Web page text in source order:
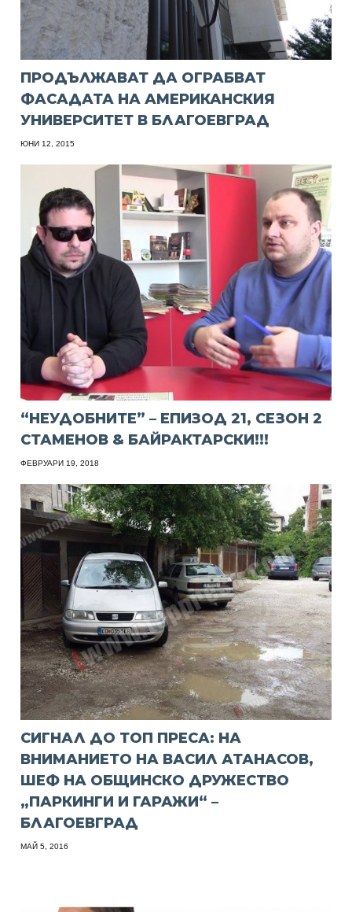
ПРОДЪЛЖАВАТ ДА ОГРАБВАТ
ФАСАДАТА НА АМЕРИКАНСКИЯ
УНИВЕРСИТЕТ В БЛАГОЕВГРАД
ЮНИ 12, 2015
“НЕУДОБНИТЕ” – ЕПИЗОД 21, СЕЗОН 2
СТАМЕНОВ & БАЙРАКТАРСКИ!!!
ФЕВРУАРИ 19, 2018
СИГНАЛ ДО ТОП ПРЕСА: НА
ВНИМАНИЕТО НА ВАСИЛ АТАНАСОВ,
ШЕФ НА ОБЩИНСКО ДРУЖЕСТВО
„ПАРКИНГИ И ГАРАЖИ“ –
БЛАГОЕВГРАД
МАЙ 5, 2016